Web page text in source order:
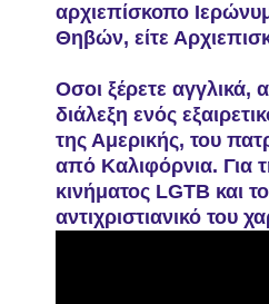
αρχιεπίσκοπο
Θηβών, είτε
Οσοι ξέρετε αγγλικά,
διάλεξη ενός
της Αμερικής, του
από Καλιφόρνια. Για
κινήματος LGTB και
αντιχριστιανικό του